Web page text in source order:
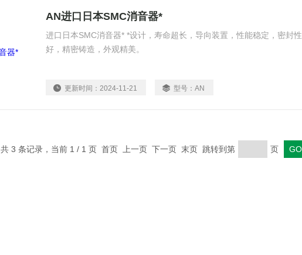
AN进口日本SMC消音器*
进口日本SMC消音器* *设计，寿命超长，导向装置，性能稳定，密封性
好，精密铸造，外观精美。
更新时间：2024-11-21 型号：AN
共 3 条记录，当前 1 / 1 页 首页 上一页 下一页 末页 跳转到第 页